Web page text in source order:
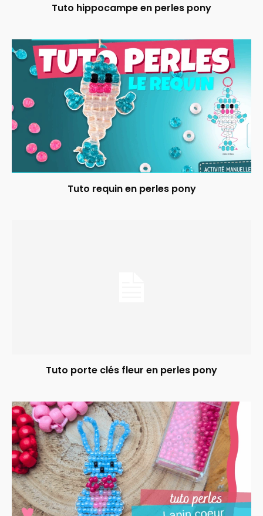
Tuto hippocampe en perles pony
Tuto requin en perles pony
Tuto porte clés fleur en perles pony